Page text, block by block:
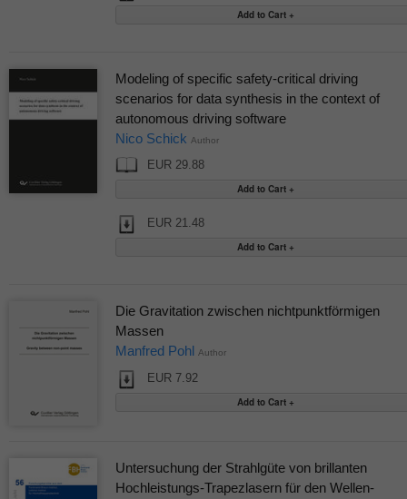
Modeling of specific safety-critical driving
scenarios for data synthesis in the context of
autonomous driving software
Nico Schick Author
EUR 29.88
EUR 21.48
Die Gravitation zwischen nichtpunktförmigen
Massen
Manfred Pohl Author
EUR 7.92
Untersuchung der Strahlgüte von brillanten
Hochleistungs-Trapezlasern für den Wellen-